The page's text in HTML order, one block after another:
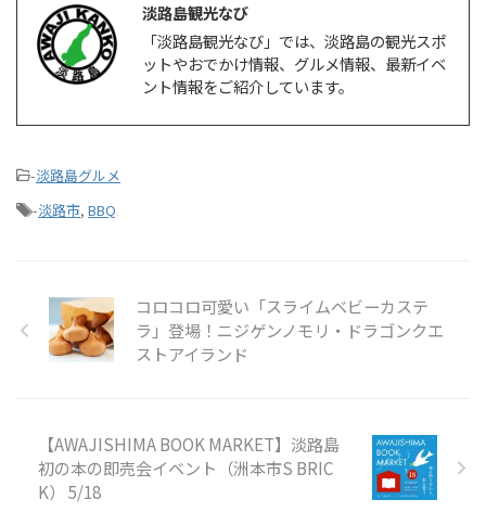
淡路島観光なび
「淡路島観光なび」では、淡路島の観光スポ
ットやおでかけ情報、グルメ情報、最新イベ
ント情報をご紹介しています。
-淡路島グルメ
-淡路市, BBQ
コロコロ可愛い「スライムベビーカステ
ラ」登場！ニジゲンノモリ・ドラゴンクエ
ストアイランド
【AWAJISHIMA BOOK MARKET】淡路島
初の本の即売会イベント（洲本市S BRIC
K） 5/18